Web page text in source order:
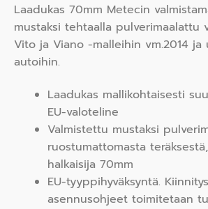
Laadukas 70mm Metecin
mustaksi tehtaalla pulverimaalattu
Vito ja Viano -malleihin vm.2014 ja
autoihin.
Laadukas mallikohtaisesti
EU-valoteline
Valmistettu mustaksi
ruostumattomasta
halkaisija 70mm
EU-tyyppihyväksyntä.
asennusohjeet toimitetaan